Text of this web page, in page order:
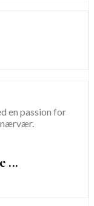
en passion for
...